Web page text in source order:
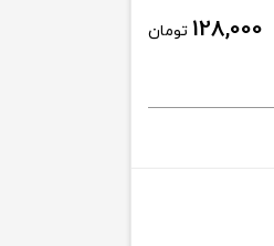
128,000 تومان